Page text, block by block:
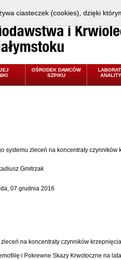
OŚRODEK DAWCÓW
SZPIKU
systemu zleceń na koncentraty
Gmitrzak
07 grudnia 2016
na koncentraty czynników
i Pokrewne Skazy Krwotoczne na
ciasteczek (cookies), dzięki